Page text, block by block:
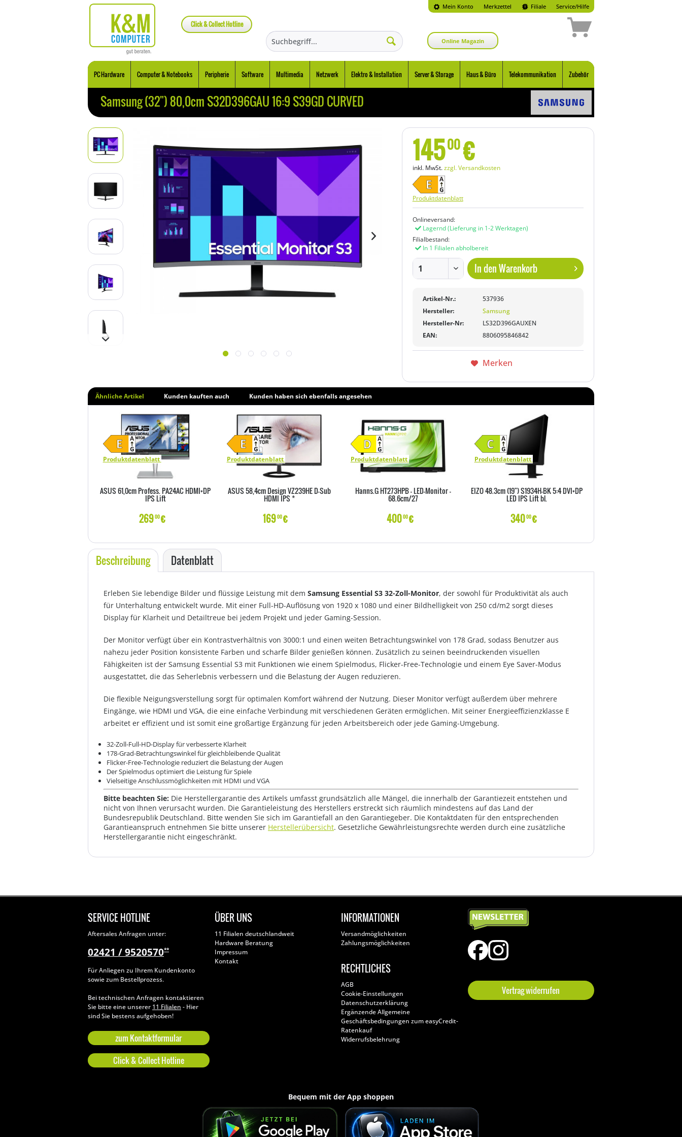
Mein Konto Merkzettel
Click & Collect Hotline
Filiale Service/Hilfe
Online Magazin
PC Hardware Computer & Notebooks Peripherie Software Multimedia Netzwerk Elektro & Installation Server & Storage Haus & Büro Telekommunikation Zubehör
Samsung (32") 80,0cm S32D396GAU 16:9 S39GD CURVED
14500€
inkl. MwSt.zzgl. Versandkosten
Produktdatenblatt
Onlineversand:
Lagernd(Lieferung in 1-2 Werktagen)
Filialbestand:
In 1 Filialen abholbereit
In denWarenkorb
Artikel-Nr.:
537936
Hersteller:
Samsung
Hersteller-Nr:
LS32D396GAUXEN
EAN:
8806095846842
Merken
Ähnliche Artikel Kunden kauften auch Kunden haben sich ebenfalls angesehen
Produktdatenblatt
ASUS 61,0cm Profess. PA24AC HDMI+DP
IPS Lift
26900€
Produktdatenblatt
ASUS 58,4cm Design VZ239HE D-Sub
HDMI IPS *
16900€
Produktdatenblatt
Hanns.G HT273HPB - LED-Monitor -
68.6cm/27
40000€
Produktdatenblatt
EIZO 48.3cm (19") S1934H-BK 5:4 DVI+DP
LED IPS Lift bl.
34000€
Beschreibung Datenblatt
Erleben Sie lebendige Bilder und flüssige Leistung mit dem Samsung Essential S3 32-Zoll-Monitor, der sowohl für Produktivität als auch
für Unterhaltung entwickelt wurde. Mit einer Full-HD-Auflösung von 1920 x 1080 und einer Bildhelligkeit von 250 cd/m2 sorgt dieses
Display für Klarheit und Detailtreue bei jedem Projekt und jeder Gaming-Session.
Der Monitor verfügt über ein Kontrastverhältnis von 3000:1 und einen weiten Betrachtungswinkel von 178 Grad, sodass Benutzer aus
nahezu jeder Position konsistente Farben und scharfe Bilder genießen können. Zusätzlich zu seinen beeindruckenden visuellen
Fähigkeiten ist der Samsung Essential S3 mit Funktionen wie einem Spielmodus, Flicker-Free-Technologie und einem Eye Saver-Modus
ausgestattet, die das Seherlebnis verbessern und die Belastung der Augen reduzieren.
Die flexible Neigungsverstellung sorgt für optimalen Komfort während der Nutzung. Dieser Monitor verfügt außerdem über mehrere
Eingänge, wie HDMI und VGA, die eine einfache Verbindung mit verschiedenen Geräten ermöglichen. Mit seiner Energieeffizienzklasse E
arbeitet er effizient und ist somit eine großartige Ergänzung für jeden Arbeitsbereich oder jede Gaming-Umgebung.
32-Zoll-Full-HD-Display für verbesserte Klarheit
178-Grad-Betrachtungswinkel für gleichbleibende Qualität
Flicker-Free-Technologie reduziert die Belastung der Augen
Der Spielmodus optimiert die Leistung für Spiele
Vielseitige Anschlussmöglichkeiten mit HDMI und VGA
Bitte beachten Sie: Die Herstellergarantie des Artikels umfasst grundsätzlich alle Mängel, die innerhalb der Garantiezeit entstehen und
nicht von Ihnen verursacht wurden. Die Garantieleistung des Herstellers erstreckt sich räumlich mindestens auf das Land der
Bundesrepublik Deutschland. Bitte wenden Sie sich im Garantiefall an den Garantiegeber. Die Kontaktdaten für den entsprechenden
Garantieanspruch entnehmen Sie bitte unserer Herstellerübersicht. Gesetzliche Gewährleistungsrechte werden durch eine zusätzliche
Herstellergarantie nicht eingeschränkt.
SERVICE HOTLINE
Aftersales Anfragen unter:
02421 / 9520570**
Für Anliegen zu Ihrem Kundenkonto
sowie zum Bestellprozess.
Bei technischen Anfragen kontaktieren
Sie bitte eine unserer 11 Filialen - Hier
sind Sie bestens aufgehoben!
zum Kontaktformular
Click & Collect Hotline
ÜBER UNS
11 Filialen deutschlandweit
Hardware Beratung
Impressum
Kontakt
INFORMATIONEN
Versandmöglichkeiten
Zahlungsmöglichkeiten
RECHTLICHES
AGB
Cookie-Einstellungen
Datenschutzerklärung
Ergänzende Allgemeine
Geschäftsbedingungen zum easyCredit-
Ratenkauf
Widerrufsbelehrung
Vertrag widerrufen
Bequem mit der App shoppen